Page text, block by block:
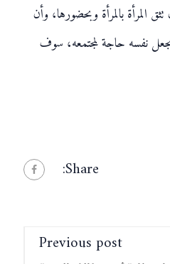
المرأة بالمرأة وبحضورها، وأن
نفسه حاجة لمجتمعه، سوف
Share:
Previous post